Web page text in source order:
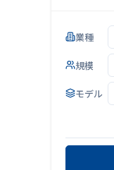
業種
規模
モデル